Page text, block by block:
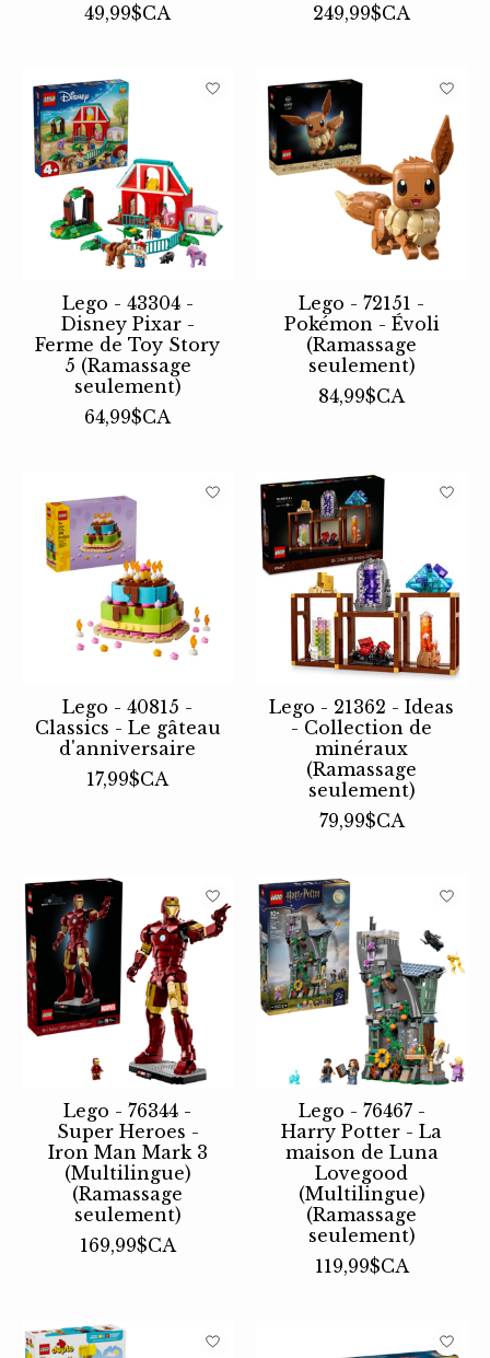
49,99$CA
249,99$CA
Lego - 43304 -
Disney Pixar -
Ferme de Toy Story
5 (Ramassage
seulement)
64,99$CA
Lego - 72151 -
Pokémon - Évoli
(Ramassage
seulement)
84,99$CA
Lego - 40815 -
Classics - Le gâteau
d'anniversaire
17,99$CA
Lego - 21362 - Ideas
- Collection de
minéraux
(Ramassage
seulement)
79,99$CA
Lego - 76344 -
Super Heroes -
Iron Man Mark 3
(Multilingue)
(Ramassage
seulement)
169,99$CA
Lego - 76467 -
Harry Potter - La
maison de Luna
Lovegood
(Multilingue)
(Ramassage
seulement)
119,99$CA